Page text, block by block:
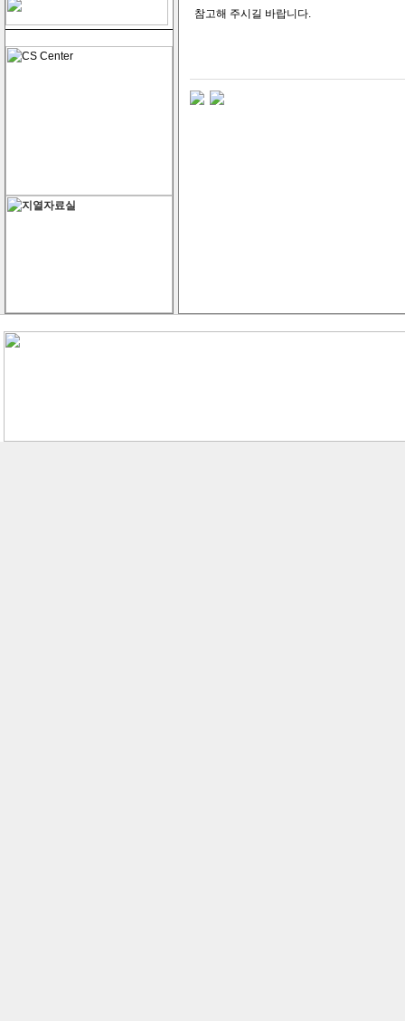
참고해 주시길 바랍니다.